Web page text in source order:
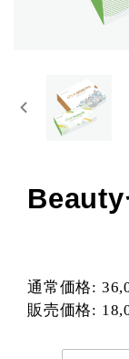
Beauty
通常価格:
販売価格: